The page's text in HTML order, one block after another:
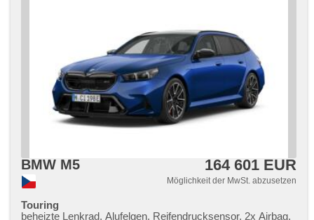
BMW M5 164 601 EUR
Möglichkeit der MwSt. abzusetzen
Touring
beheizte Lenkrad, Alufelgen, Reifendrucksensor, 2x Airbag,